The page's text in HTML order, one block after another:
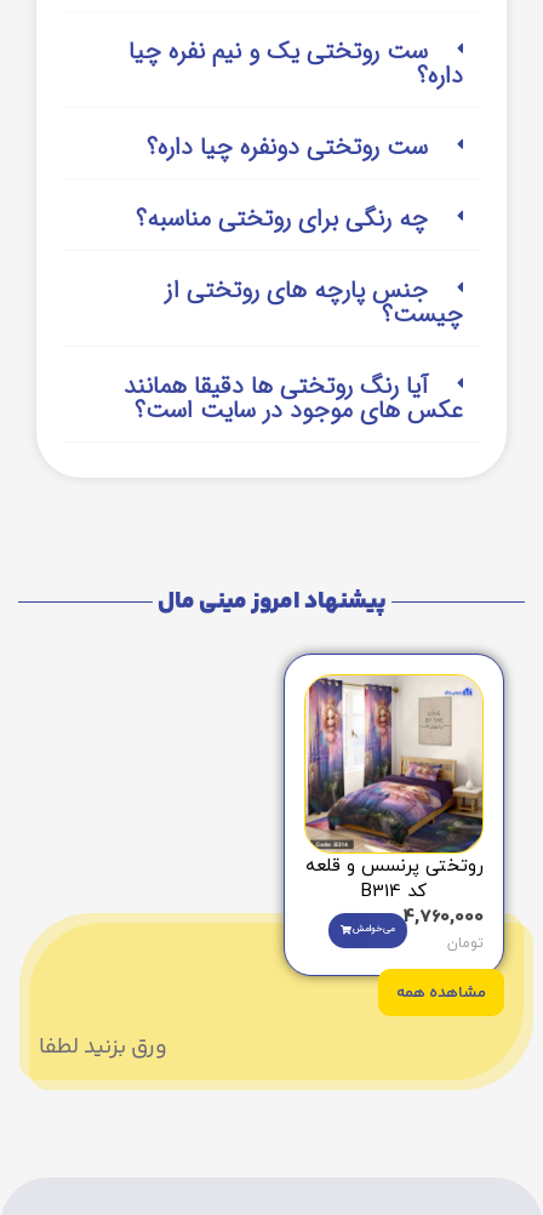
ست روتختی یک و نیم نفره چیا
داره؟
ست روتختی دونفره چیا داره؟
چه رنگی برای روتختی مناسبه؟
جنس پارچه های روتختی از
چیست؟
آیا رنگ روتختی ها دقیقا همانند
عکس های موجود در سایت است؟
پیشنهاد امروز مینی مال
روتختی پرنسس و قلعه
کد B314
4,760,000
تومان
می‌خوامش
مشاهده همه
ورق بزنید لطفا